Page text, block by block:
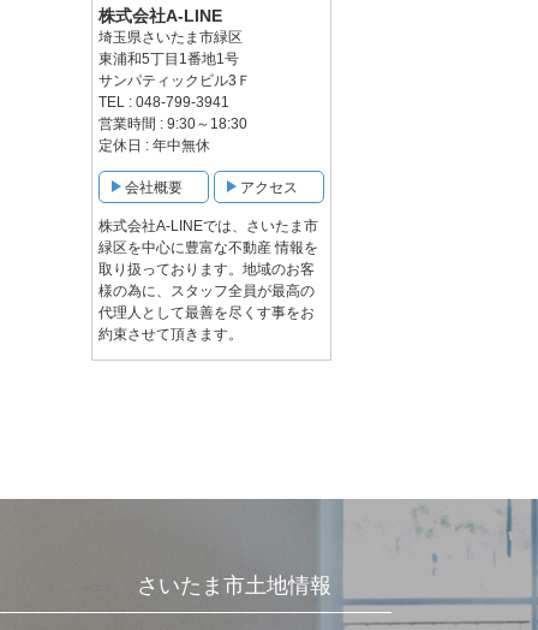
株式会社A-LINE
埼玉県さいたま市緑区
東浦和5丁目1番地1号
サンパティックビル3Ｆ
TEL : 048-799-3941
営業時間 : 9:30～18:30
定休日 : 年中無休
会社概要 アクセス
株式会社A-LINEでは、さいたま市
緑区を中心に豊富な不動産 情報を
取り扱っております。地域のお客
様の為に、スタッフ全員が最高の
代理人として最善を尽くす事をお
約束させて頂きます。
さいたま市土地情報